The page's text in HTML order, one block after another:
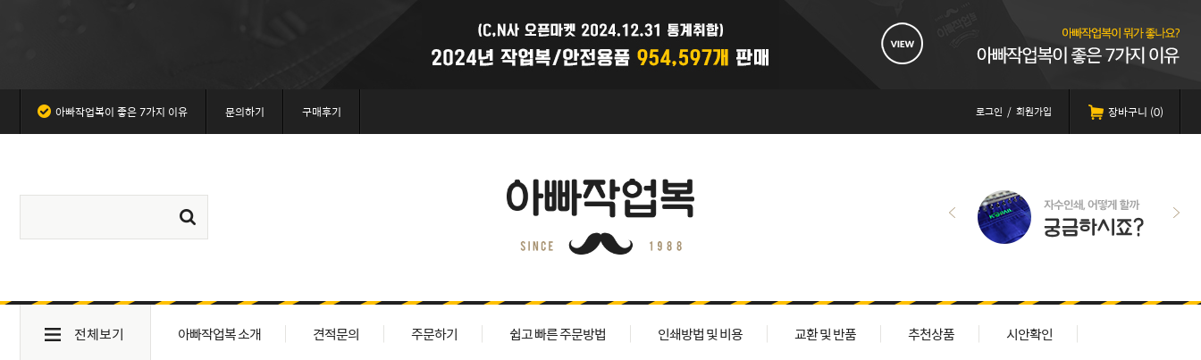
아빠작업복이 좋은 7가지 이유 문의하기 구매후기 로그인 / 회원가입 장바구니 (0)
전체보기 아빠작업복 소개 견적문의 주문하기 쉽고 빠른 주문방법 인쇄방법 및 비용 교환 및 반품 추천상품 시안확인